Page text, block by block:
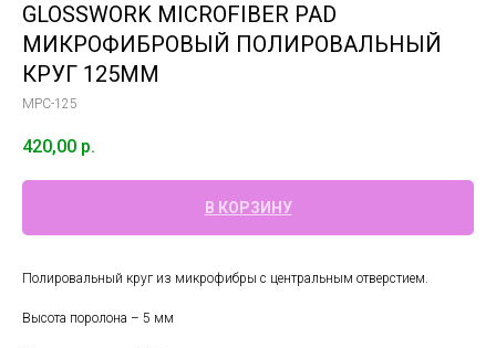
GLOSSWORK MICROFIBER PAD
МИКРОФИБРОВЫЙ ПОЛИРОВАЛЬНЫЙ
КРУГ 125ММ
MPC-125
420,00 р.
В КОРЗИНУ
Полировальный круг из микрофибры с центральным отверстием.
Высота поролона – 5 мм